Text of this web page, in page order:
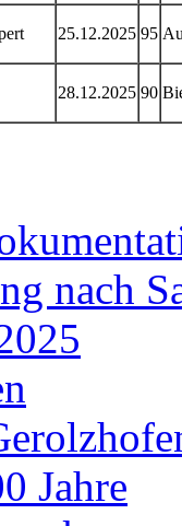
25.12.2025 95
28.12.2025 90
nach
Jahre